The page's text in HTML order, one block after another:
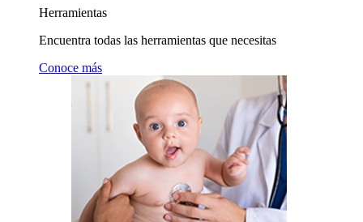
Herramientas
Encuentra todas las herramientas que necesitas
Conoce más